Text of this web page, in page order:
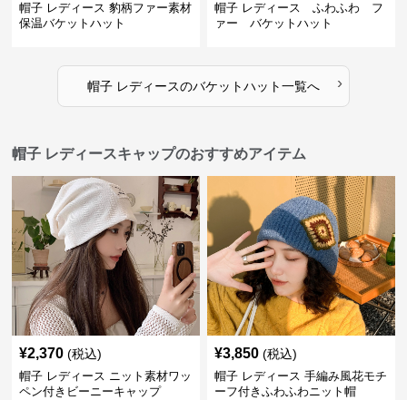
帽子 レディース 豹柄ファー素材
保温バケットハット
帽子 レディース ふわふわ フ
ァー バケットハット
帽子 レディースのバケットハット一覧へ ›
帽子 レディースキャップのおすすめアイテム
¥2,370 (税込)
帽子 レディース ニット素材ワッ
ペン付きビーニーキャップ
¥3,850 (税込)
帽子 レディース 手編み風花モチ
ーフ付きふわふわニット帽